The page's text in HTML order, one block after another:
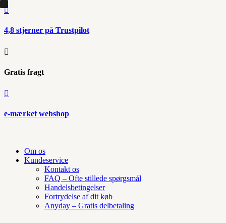

4,8 stjerner på Trustpilot

Gratis fragt

e-mærket webshop
Om os
Kundeservice
Kontakt os
FAQ – Ofte stillede spørgsmål
Handelsbetingelser
Fortrydelse af dit køb
Anyday – Gratis delbetaling